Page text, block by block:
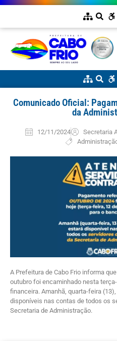
Comunicado Oficial:
da
12/11/2024
Secretaria
A Prefeitura de Cabo Frio informa
outubro foi encaminhado nesta
financeira. Amanhã, quarta-feira
disponíveis nas contas de todos os
Secretaria de Administração.